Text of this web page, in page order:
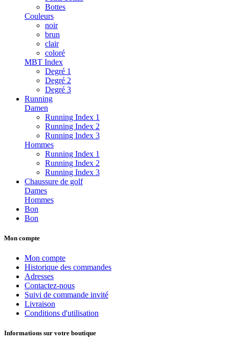
Bottes
Couleurs
noir
brun
clair
coloré
MBT Index
Degré 1
Degré 2
Degré 3
Running
Damen
Running Index 1
Running Index 2
Running Index 3
Hommes
Running Index 1
Running Index 2
Running Index 3
Chaussure de golf
Dames
Hommes
Bon
Bon
Mon compte
Mon compte
Historique des commandes
Adresses
Contactez-nous
Suivi de commande invité
Livraison
Conditions d'utilisation
Informations sur votre boutique